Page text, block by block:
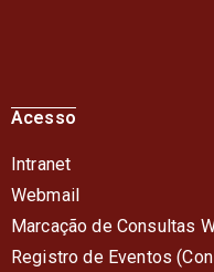
Acesso
Intranet
Webmail
Marcação de Consultas
Registro de Eventos